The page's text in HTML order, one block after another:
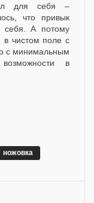
для себя –
что привык
себя. А потому
в чистом поле с
с минимальным
в
ножовка